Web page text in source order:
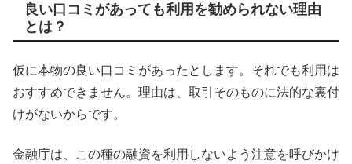
良い口コミがあっても利用を勧められない理由
とは？
仮に本物の良い口コミがあったとします。それでも利用は
おすすめできません。理由は、取引そのものに法的な裏付
けがないからです。
金融庁は、この種の融資を利用しないよう注意を呼びかけ